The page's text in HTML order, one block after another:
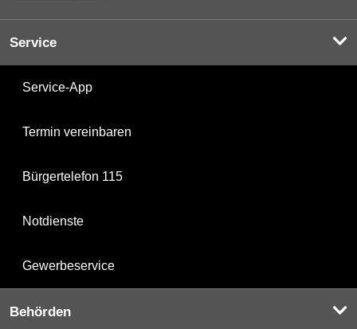
Service
Service-App
Termin vereinbaren
Bürgertelefon 115
Notdienste
Gewerbeservice
Behörden